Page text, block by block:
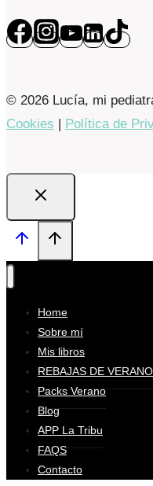
© 2026 Lucía, mi
Cookies | Política de
Home
Sobre mí
Mis libros
REBAJAS DE VERANO
Packs Verano
Blog
APP La Tribu
FAQS
Contacto